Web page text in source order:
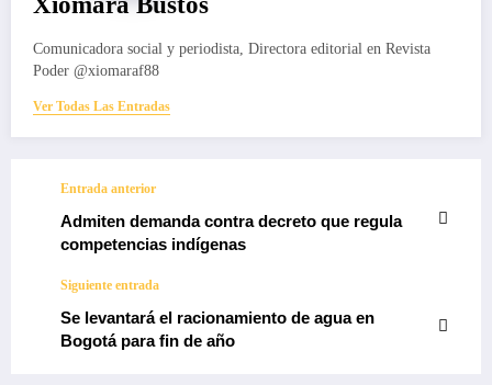
Comunicadora social y periodista, Directora editorial en Revista
Poder @xiomaraf88
Ver Todas Las Entradas
Entrada anterior
Admiten demanda contra decreto que regula
competencias indígenas
Siguiente entrada
Se levantará el racionamiento de agua en
Bogotá para fin de año